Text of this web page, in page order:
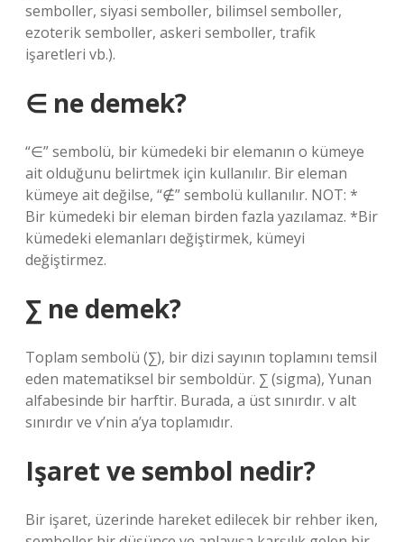
semboller, siyasi semboller, bilimsel semboller,
ezoterik semboller, askeri semboller, trafik
işaretleri vb.).
∈ ne demek?
“∈” sembolü, bir kümedeki bir elemanın o kümeye
ait olduğunu belirtmek için kullanılır. Bir eleman
kümeye ait değilse, “∉” sembolü kullanılır. NOT: *
Bir kümedeki bir eleman birden fazla yazılamaz. *Bir
kümedeki elemanları değiştirmek, kümeyi
değiştirmez.
∑ ne demek?
Toplam sembolü (∑), bir dizi sayının toplamını temsil
eden matematiksel bir semboldür. ∑ (sigma), Yunan
alfabesinde bir harftir. Burada, a üst sınırdır. v alt
sınırdır ve v’nin a’ya toplamıdır.
Işaret ve sembol nedir?
Bir işaret, üzerinde hareket edilecek bir rehber iken,